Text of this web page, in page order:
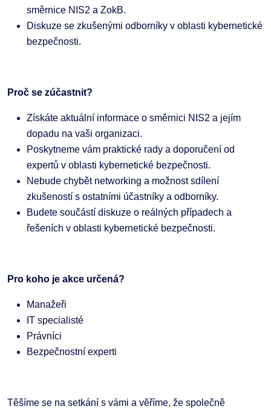
směrnice NIS2 a ZokB.
Diskuze se zkušenými odborníky v oblasti kybernetické
bezpečnosti.
Proč se zúčastnit?
Získáte aktuální informace o směrnici NIS2 a jejím
dopadu na vaši organizaci.
Poskytneme vám praktické rady a doporučení od
expertů v oblasti kybernetické bezpečnosti.
Nebude chybět networking a možnost sdílení
zkušeností s ostatními účastníky a odborníky.
Budete součástí diskuze o reálných případech a
řešeních v oblasti kybernetické bezpečnosti.
Pro koho je akce určená?
Manažeři
IT specialisté
Právníci
Bezpečnostní experti
Těšíme se na setkání s vámi a věříme, že společně